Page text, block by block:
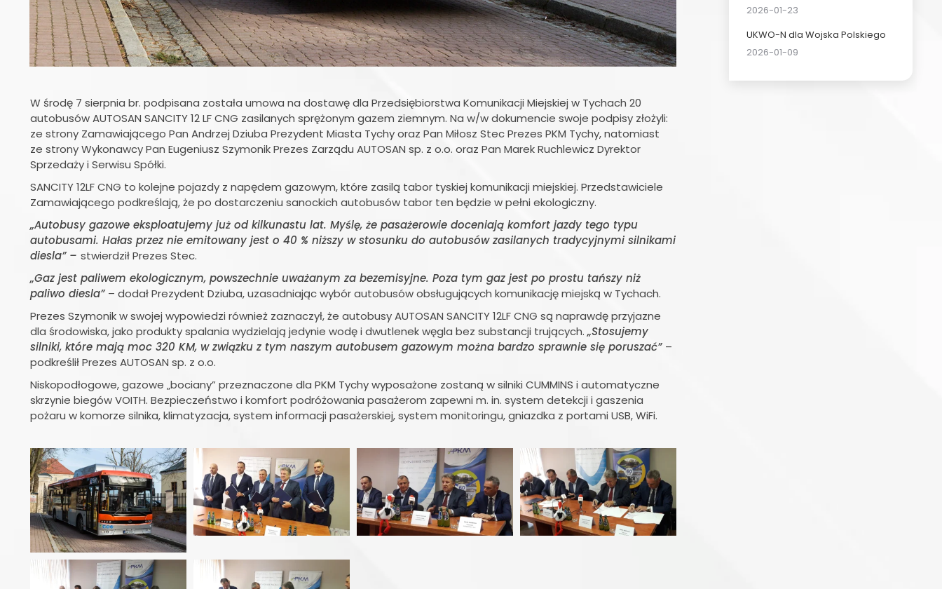
W środę 7 sierpnia br. podpisana została umowa na dostawę dla Przedsiębiorstwa Komunikacji Miejskiej w Tychach 20
autobusów AUTOSAN SANCITY 12 LF CNG zasilanych sprężonym gazem ziemnym. Na w/w dokumencie swoje podpisy złożyli:
ze strony Zamawiającego Pan Andrzej Dziuba Prezydent Miasta Tychy oraz Pan Miłosz Stec Prezes PKM Tychy, natomiast
ze strony Wykonawcy Pan Eugeniusz Szymonik Prezes Zarządu AUTOSAN sp. z o.o. oraz Pan Marek Ruchlewicz Dyrektor
Sprzedaży i Serwisu Spółki.
SANCITY 12LF CNG to kolejne pojazdy z napędem gazowym, które zasilą tabor tyskiej komunikacji miejskiej. Przedstawiciele
Zamawiającego podkreślają, że po dostarczeniu sanockich autobusów tabor ten będzie w pełni ekologiczny.
„Autobusy gazowe eksploatujemy już od kilkunastu lat. Myślę, że pasażerowie doceniają komfort jazdy tego typu
autobusami. Hałas przez nie emitowany jest o 40 % niższy w stosunku do autobusów zasilanych tradycyjnymi silnikami
diesla” – stwierdził Prezes Stec.
„Gaz jest paliwem ekologicznym, powszechnie uważanym za bezemisyjne. Poza tym gaz jest po prostu tańszy niż
paliwo diesla” – dodał Prezydent Dziuba, uzasadniając wybór autobusów obsługujących komunikację miejską w Tychach.
Prezes Szymonik w swojej wypowiedzi również zaznaczył, że autobusy AUTOSAN SANCITY 12LF CNG są naprawdę przyjazne
dla środowiska, jako produkty spalania wydzielają jedynie wodę i dwutlenek węgla bez substancji trujących. „Stosujemy
silniki, które mają moc 320 KM, w związku z tym naszym autobusem gazowym można bardzo sprawnie się poruszać” –
podkreślił Prezes AUTOSAN sp. z o.o.
Niskopodłogowe, gazowe „bociany” przeznaczone dla PKM Tychy wyposażone zostaną w silniki CUMMINS i automatyczne
skrzynie biegów VOITH. Bezpieczeństwo i komfort podróżowania pasażerom zapewni m. in. system detekcji i gaszenia
pożaru w komorze silnika, klimatyzacja, system informacji pasażerskiej, system monitoringu, gniazdka z portami USB, WiFi.
2026-01-23
UKWO-N dla Wojska Polskiego
2026-01-09